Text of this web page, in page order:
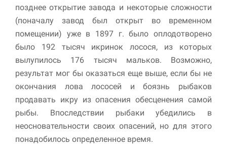
позднее открытие завода и некоторые сложности
(поначалу завод был открыт во временном
помещении) уже в 1897 г. было оплодотворено
было 192 тысяч икринок лосося, из которых
вылупилось 176 тысяч мальков. Возможно,
результат мог бы оказаться еще выше, если бы не
окончания лова лососей и боязнь рыбаков
продавать икру из опасения обесценения самой
рыбы. Впоследствии рыбаки убедились в
неосновательности своих опасений, но для этого
понадобилось определенное время.